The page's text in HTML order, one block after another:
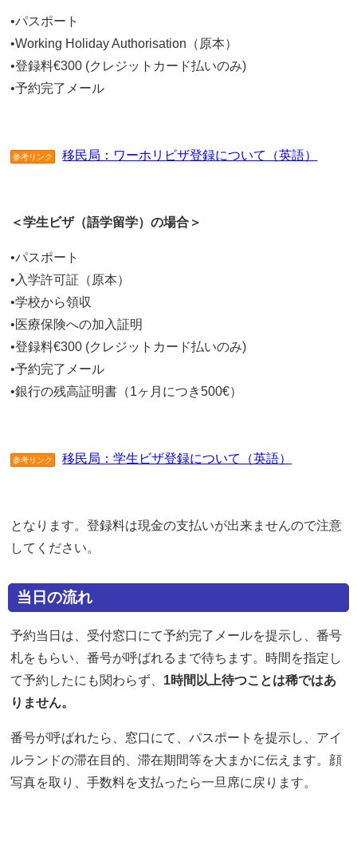
•パスポート
•Working Holiday Authorisation（原本）
•登録料€300 (クレジットカード払いのみ)
•予約完了メール
参考リンク 移民局：ワーホリビザ登録について（英語）
＜学生ビザ（語学留学）の場合＞
•パスポート
•入学許可証（原本）
•学校から領収
•医療保険への加入証明
•登録料€300 (クレジットカード払いのみ)
•予約完了メール
•銀行の残高証明書（1ヶ月につき500€）
参考リンク 移民局：学生ビザ登録について（英語）
となります。登録料は現金の支払いが出来ませんので注意
してください。
当日の流れ
予約当日は、受付窓口にて予約完了メールを提示し、番号
札をもらい、番号が呼ばれるまで待ちます。時間を指定し
て予約したにも関わらず、 1時間以上待つことは稀ではあ
りません。
番号が呼ばれたら、窓口にて、パスポートを提示し、アイ
ルランドの滞在目的、滞在期間等を大まかに伝えます。顔
写真を取り、手数料を支払ったら一旦席に戻ります。